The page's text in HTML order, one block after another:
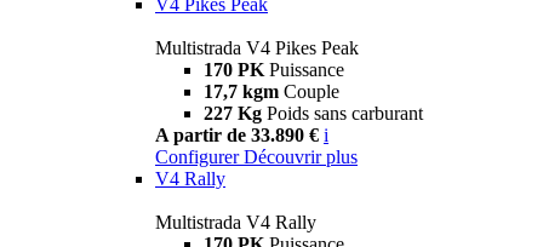
Multistrada V4 Pikes Peak
170 PK Puissance
17,7 kgm Couple
227 Kg Poids sans carburant
A partir de 33.890 € i
Configurer Découvrir plus
V4 Rally
Multistrada V4 Rally